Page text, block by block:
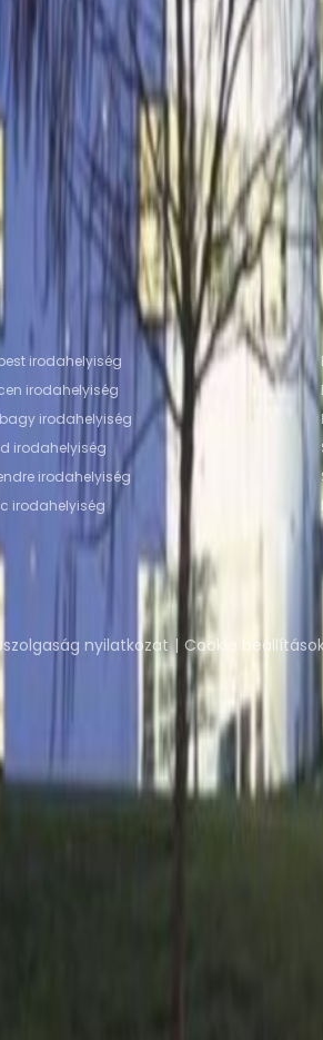
4-20, 1117
Irodahelyiség Szentendre
Közösségi Iroda
Debrecen
irodahelyszínek
irodahelyiség
irodahelyiség
irodahelyiség
irodahelyiség
irodahelyiség
irodahelyiség
Coworking Insights
nyilatkozat Cookie beállítások